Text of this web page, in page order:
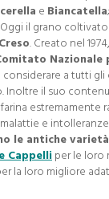
e Biancatella
il grano
Creso. Creato nel
Nazionale
considerare a tutti
Inoltre il suo
estremamente
e
le antiche varietà
Cappelliper le loro
la loro migliore